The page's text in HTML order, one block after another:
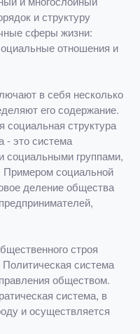
и структуру
сферы жизни:
отношения и
в себя несколько
его содержание.
социальная структура
- это система
социальными группами,
Примером социальной
деление общества
строя
система
обществом.
система, в
и осуществляется